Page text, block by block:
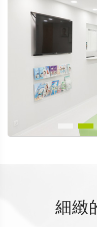
細緻